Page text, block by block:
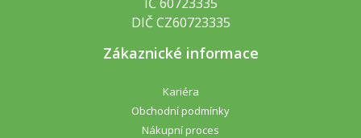
DIČ CZ60723335
Zákaznické informace
Kariéra
Obchodní podmínky
Nákupní proces